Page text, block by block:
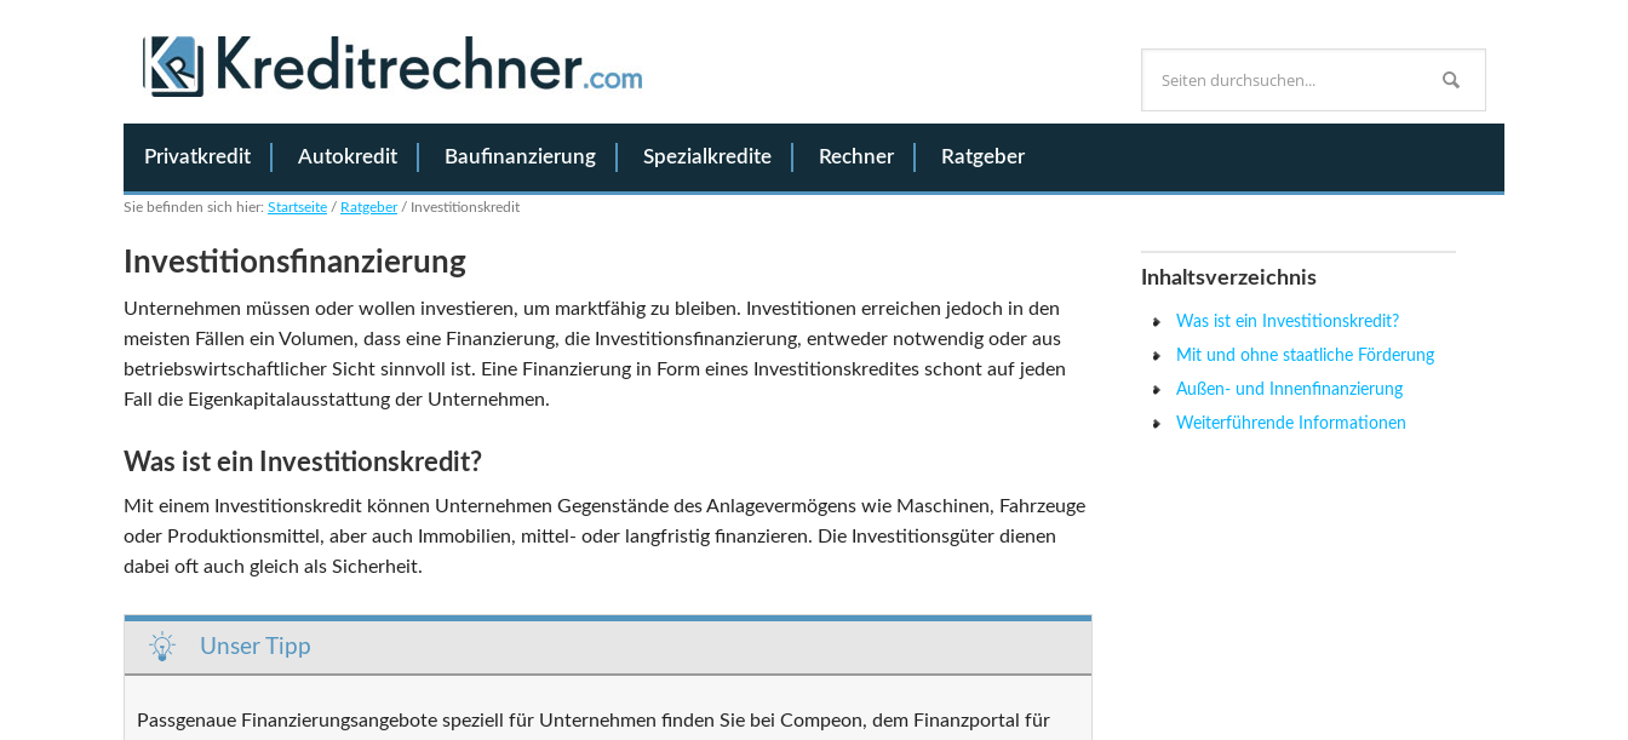
Privatkredit Autokredit Baufinanzierung Spezialkredite Rechner Ratgeber
Sie befinden sich hier: Startseite / Ratgeber / Investitionskredit
Investitionsfinanzierung
Unternehmen müssen oder wollen investieren, um marktfähig zu bleiben. Investitionen erreichen jedoch in den
meisten Fällen ein Volumen, dass eine Finanzierung, die Investitionsfinanzierung, entweder notwendig oder aus
betriebswirtschaftlicher Sicht sinnvoll ist. Eine Finanzierung in Form eines Investitionskredites schont auf jeden
Fall die Eigenkapitalausstattung der Unternehmen.
Was ist ein Investitionskredit?
Mit einem Investitionskredit können Unternehmen Gegenstände des Anlagevermögens wie Maschinen, Fahrzeuge
oder Produktionsmittel, aber auch Immobilien, mittel- oder langfristig finanzieren. Die Investitionsgüter dienen
dabei oft auch gleich als Sicherheit.
Unser Tipp
Passgenaue Finanzierungsangebote speziell für Unternehmen finden Sie bei Compeon, dem Finanzportal für
Inhaltsverzeichnis
Was ist ein Investitionskredit?
Mit und ohne staatliche Förderung
Außen- und Innenfinanzierung
Weiterführende Informationen